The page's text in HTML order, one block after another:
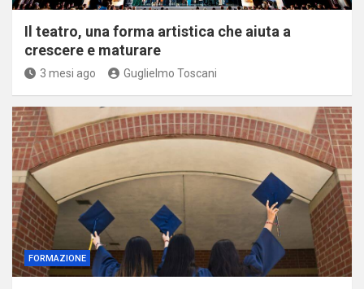
Il teatro, una forma artistica che aiuta a
crescere e maturare
3 mesi ago Guglielmo Toscani
FORMAZIONE